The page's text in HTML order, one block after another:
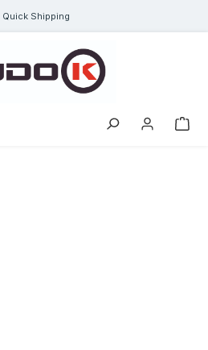
Quick Shipping